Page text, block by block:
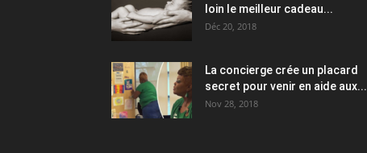
loin le meilleur cadeau...
Déc 20, 2018
La concierge crée un placard
secret pour venir en aide aux...
Nov 28, 2018